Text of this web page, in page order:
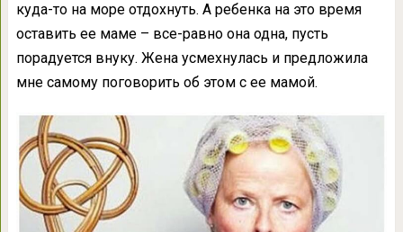
куда-то на море отдохнуть. А ребенка на это время
оставить ее маме – все-равно она одна, пусть
порадуется внуку. Жена усмехнулась и предложила
мне самому поговорить об этом с ее мамой.